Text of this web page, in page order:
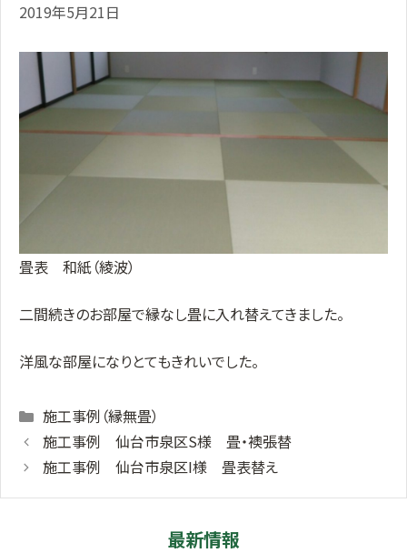
2019年5月21日
畳表 和紙（綾波）
二間続きのお部屋で縁なし畳に入れ替えてきました。
洋風な部屋になりとてもきれいでした。
Categories
施工事例（縁無畳）
施工事例 仙台市泉区S様 畳・襖張替
施工事例 仙台市泉区I様 畳表替え
最新情報